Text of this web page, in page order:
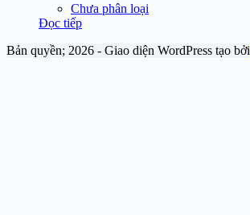
Chưa phân loại
Đọc tiếp
Bản quyền; 2026 - Giao diện WordPress tạo bởi